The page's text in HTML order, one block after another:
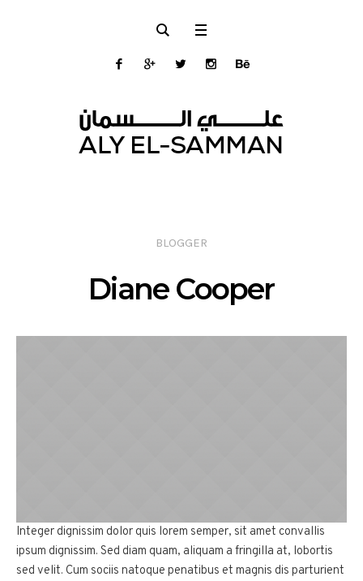
BLOGGER
Diane Cooper
Integer dignissim dolor quis lorem semper, sit amet convallis
ipsum dignissim. Sed diam quam, aliquam a fringilla at, lobortis
sed velit. Cum sociis natoque penatibus et magnis dis parturient